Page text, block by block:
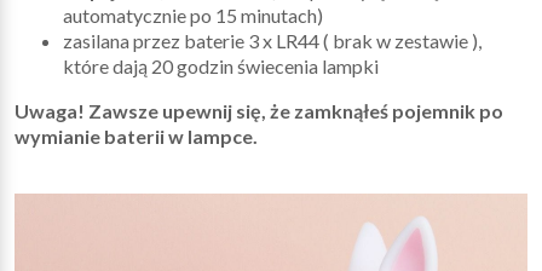
automatycznie po 15 minutach)
zasilana przez baterie 3 x LR44 ( brak w zestawie ),
które dają 20 godzin świecenia lampki
Uwaga! Zawsze upewnij się, że zamknąłeś pojemnik po
wymianie baterii w lampce.